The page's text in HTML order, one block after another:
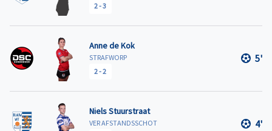
2-3
Anne de Kok
STRAFWORP
2-2
5'
Niels Stuurstraat
VER AFSTANDSSCHOT
4'